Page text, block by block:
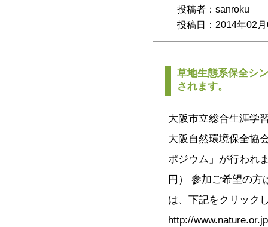
投稿者：sanroku
投稿日：2014年02
草地生態系保全シ
されます。
大阪市立総合生涯学
大阪自然環境保全協
ポジウム」が行われ
円） 参加ご希望の方
は、下記をクリック
http://